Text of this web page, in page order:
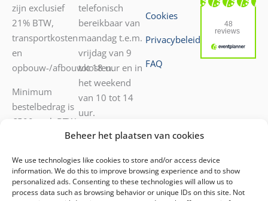
Beheer het plaatsen van cookies
We use technologies like cookies to store and/or access device
information. We do this to improve browsing experience and to show
personalized ads. Consenting to these technologies will allow us to
process data such as browsing behavior or unique IDs on this site. Not
zijn exclusief
21% BTW,
transportkosten
en
opbouw-/afbouwkosten.
Minimum
bestelbedrag is
€500 excl. BTW.
Transport door
mogelijk.
telefonisch
bereikbaar van
maandag t.e.m.
vrijdag van 9
tot 18 uur en in
het weekend
van 10 tot 14
uur.
052 55 05 72
Voor andere
vragen kunt u
ons mailen
Cookies
Privacybeleid
FAQ